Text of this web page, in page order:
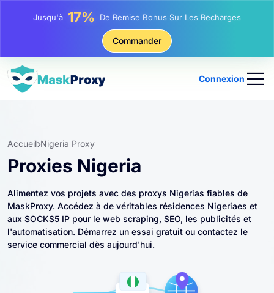
Jusqu'à25%Remise Sur Les Achats Statiques IP
Remise Sur Les Achats Tournants IP
Commander
Connexion
Accueil Nigeria Proxy
Proxies Nigeria
Alimentez vos projets avec des proxys Nigerias fiables de
MaskProxy. Accédez à de véritables résidences Nigeriaes et
aux SOCKS5 IP pour le web scraping, SEO, les publicités et
l'automatisation. Démarrez un essai gratuit ou contactez le
service commercial dès aujourd'hui.